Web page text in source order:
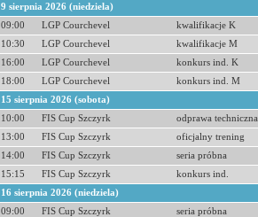
9 sierpnia 2026 (niedziela)
09:00
LGP Courchevel
kwalifikacje K
10:30
LGP Courchevel
kwalifikacje M
16:00
LGP Courchevel
konkurs ind. K
18:00
LGP Courchevel
konkurs ind. M
15 sierpnia 2026 (sobota)
10:00
FIS Cup Szczyrk
odprawa techniczna
13:00
FIS Cup Szczyrk
oficjalny trening
14:00
FIS Cup Szczyrk
seria próbna
15:15
FIS Cup Szczyrk
konkurs ind.
16 sierpnia 2026 (niedziela)
09:00
FIS Cup Szczyrk
seria próbna